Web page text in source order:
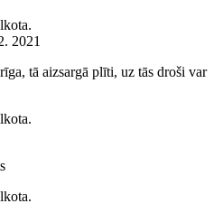
2021
tā aizsargā plīti, uz tās droši var